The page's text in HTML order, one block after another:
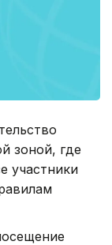
зоной, где
участники